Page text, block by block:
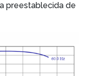
preestablecida de